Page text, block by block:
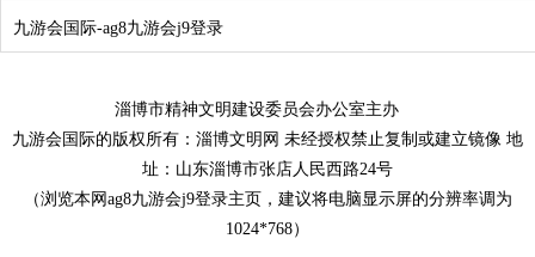
九游会国际-ag8九游会j9登录
淄博市精神文明建设委员会办公室主办
九游会国际的版权所有：淄博文明网 未经授权禁止复制或建立镜像 地
址：山东淄博市张店人民西路24号
（浏览本网ag8九游会j9登录主页，建议将电脑显示屏的分辨率调为
1024*768）